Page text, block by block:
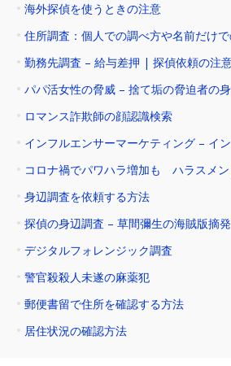
海外探偵を使うときの注意
住所調査：個人での調べ方や名前だけ
勤務先調査 – 給与差押 | 探偵依頼の注
パパ活女性の脅威 – 捨て垢の脅迫者の
ロマンス詐欺師の顔認識検索
インフルエンサーマーケティング – イ
コロナ禍でパワハラ増加も ハラスメ
身辺調査を依頼する方法
探偵の身辺調査 – 草間彌生の海賊版摘発
デジタルフォレンジック調査
警官殺殺人未遂の麻薬犯
郵便書留で住所を確認する方法
居住状況の確認方法